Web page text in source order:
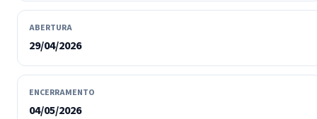
ABERTURA
29/04/2026
ENCERRAMENTO
04/05/2026